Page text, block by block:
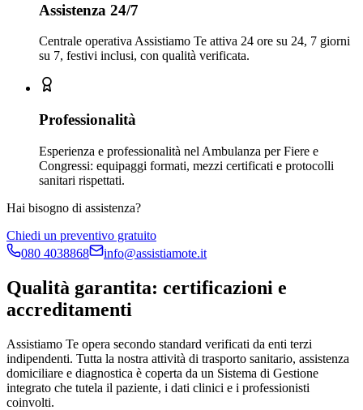
Assistenza 24/7
Centrale operativa Assistiamo Te attiva 24 ore su 24, 7 giorni
su 7, festivi inclusi, con qualità verificata.
Professionalità
Esperienza e professionalità nel Ambulanza per Fiere e
Congressi: equipaggi formati, mezzi certificati e protocolli
sanitari rispettati.
Hai bisogno di assistenza?
Chiedi un preventivo gratuito
080 4038868
info@assistiamote.it
Qualità garantita: certificazioni e
accreditamenti
Assistiamo Te opera secondo standard verificati da enti terzi
indipendenti. Tutta la nostra attività di trasporto sanitario, assistenza
domiciliare e diagnostica è coperta da un Sistema di Gestione
integrato che tutela il paziente, i dati clinici e i professionisti
coinvolti.